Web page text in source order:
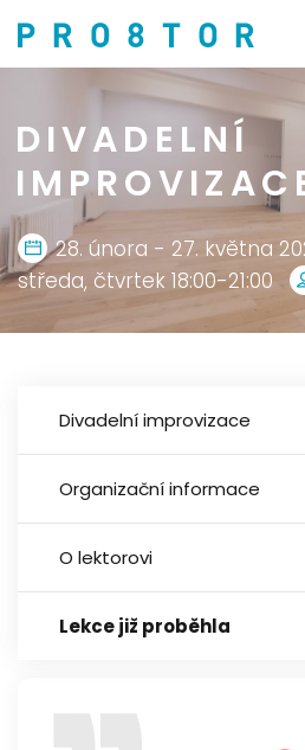
DIVADELNÍ
28. února - 27. května
středa, čtvrtek 18:00-21:00
Divadelní improvizace
Organizační informace
O lektorovi
Lekce již proběhla